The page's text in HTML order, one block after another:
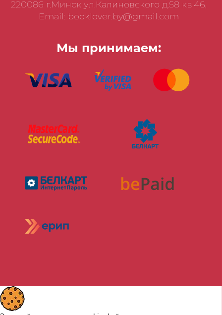
220086 г.Минск ул.Калиновского д.58 кв.46,
Email: booklover.by@gmail.com
Мы принимаем: